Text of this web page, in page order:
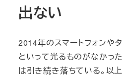
出ない
2014年のスマートフォンや
といって光るものがなかっ
は引き続き落ちている。以